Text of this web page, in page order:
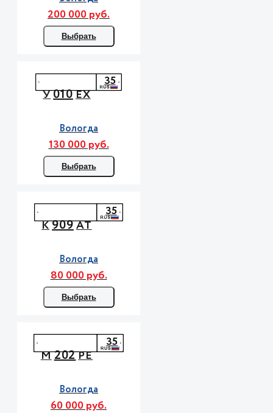
200 000 руб.
Выбрать
У010ЕХ
35
Вологда
130 000 руб.
Выбрать
К909АТ
35
Вологда
80 000 руб.
Выбрать
М202РЕ
35
Вологда
60 000 руб.